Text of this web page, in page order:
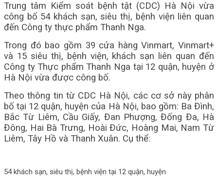
Trung tâm Kiểm soát bệnh tật (CDC) Hà Nội vừa
công bố 54 khách sạn, siêu thị, bệnh viện liên quan
đến Công ty thực phẩm Thanh Nga.
Trong đó bao gồm 39 cửa hàng Vinmart, Vinmart+
và 15 siêu thị, bệnh viện, khách sạn liên quan đến
Công ty Thực phẩm Thanh Nga tại 12 quận, huyện ở
Hà Nội vừa được công bố.
Theo thông tin từ CDC Hà Nội, các cơ sở này phân
bố tại 12 quận, huyện của Hà Nội, bao gồm: Ba Đình,
Bắc Từ Liêm, Cầu Giấy, Đan Phượng, Đống Đa, Hà
Đông, Hai Bà Trưng, Hoài Đức, Hoàng Mai, Nam Từ
Liêm, Tây Hồ và Thanh Xuân. Cụ thể:
54 khách sạn, siêu thị, bệnh viện tại 12 quận, huyện